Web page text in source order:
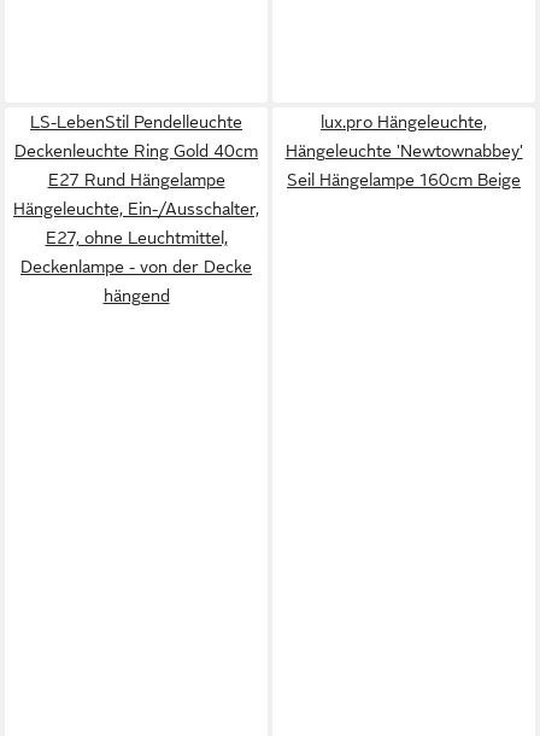
LS-LebenStil Pendelleuchte
Deckenleuchte Ring Gold 40cm
E27 Rund Hängelampe
Hängeleuchte, Ein-/Ausschalter,
E27, ohne Leuchtmittel,
Deckenlampe - von der Decke
hängend
lux.pro Hängeleuchte,
Hängeleuchte 'Newtownabbey'
Seil Hängelampe 160cm Beige